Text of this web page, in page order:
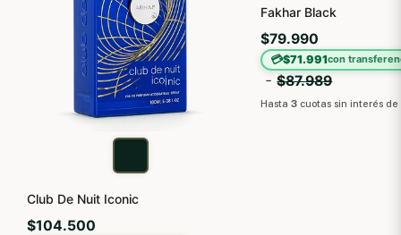
Club De Nuit Iconic
$104.500
Fakhar Black
$79.990
💳$71.991con
- $87.989
Hasta3 cuotas sin interés de